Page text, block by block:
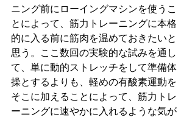
ニング前にローイングマシンを使うこ
とによって、筋力トレーニングに本格
的に入る前に筋肉を温めておきたいと
思う。ここ数回の実験的な試みを通し
て、単に動的ストレッチをして準備体
操とするよりも、軽めの有酸素運動を
そこに加えることによって、筋力トレ
ーニングに速やかに入れるような気が